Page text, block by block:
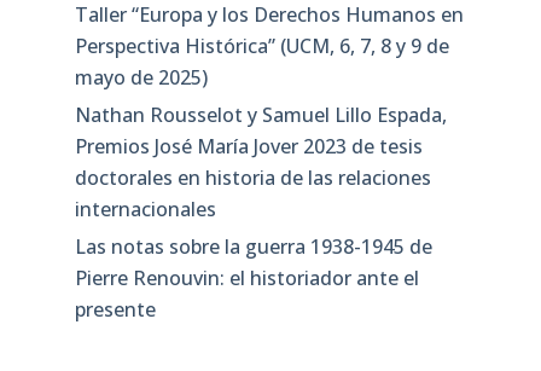
Taller “Europa y los Derechos Humanos en
Perspectiva Histórica” (UCM, 6, 7, 8 y 9 de
mayo de 2025)
Nathan Rousselot y Samuel Lillo Espada,
Premios José María Jover 2023 de tesis
doctorales en historia de las relaciones
internacionales
Las notas sobre la guerra 1938-1945 de
Pierre Renouvin: el historiador ante el
presente